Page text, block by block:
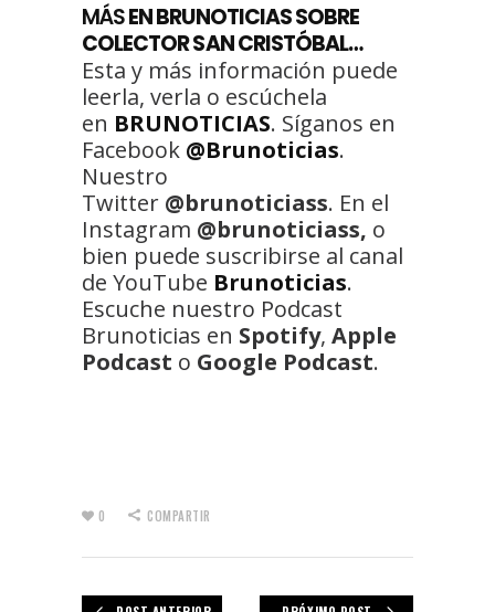
MÁSEN BRUNOTICIAS SOBRE
COLECTOR SAN CRISTÓBAL…
Esta y más información puede
leerla, verla o escúchela
en BRUNOTICIAS. Síganos en
Facebook @Brunoticias.
Nuestro
Twitter @brunoticiass. En el
Instagram @brunoticiass, o
bien puede suscribirse al canal
de YouTube Brunoticias.
Escuche nuestro Podcast
Brunoticias en Spotify, Apple
Podcast o Google Podcast.
0 COMPARTIR